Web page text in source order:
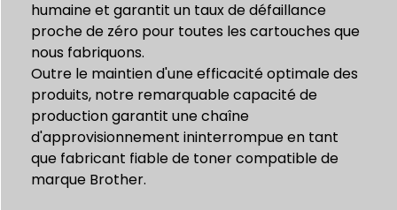
humaine et garantit un taux de défaillance
proche de zéro pour toutes les cartouches que
nous fabriquons.
Outre le maintien d'une efficacité optimale des
produits, notre remarquable capacité de
production garantit une chaîne
d'approvisionnement ininterrompue en tant
que fabricant fiable de toner compatible de
marque Brother.